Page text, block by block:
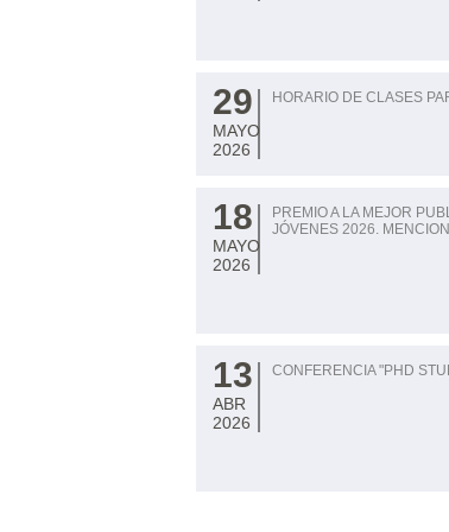
29
MAYO
2026
HORARIO DE CLASES
18
MAYO
2026
PREMIO A LA MEJOR
JÓVENES 2026.
13
ABR
2026
CONFERENCIA "PHD